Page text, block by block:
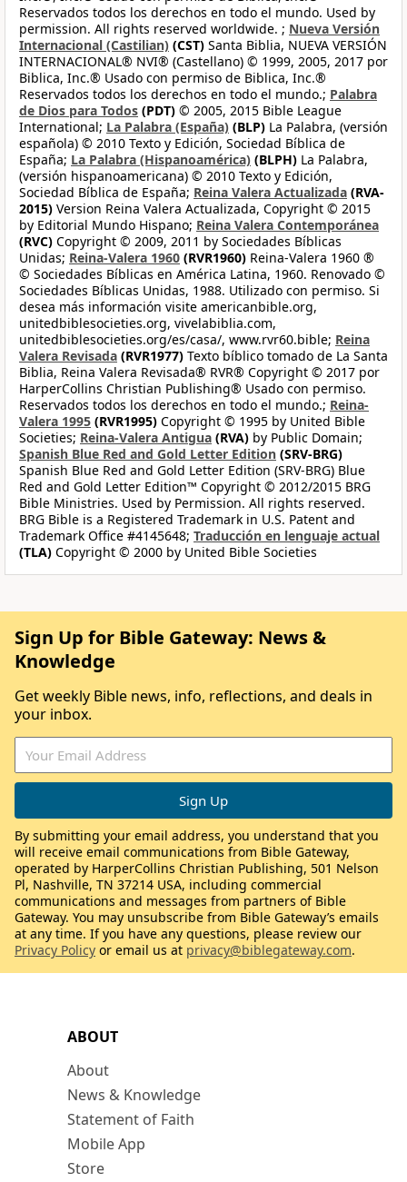
Reservados todos los derechos en todo el mundo. Used by
permission. All rights reserved worldwide. ; Nueva Versión
Internacional (Castilian) (CST) Santa Biblia, NUEVA VERSIÓN
INTERNACIONAL® NVI® (Castellano) © 1999, 2005, 2017 por
Biblica, Inc.® Usado con permiso de Biblica, Inc.®
Reservados todos los derechos en todo el mundo.; Palabra
de Dios para Todos (PDT) © 2005, 2015 Bible League
International; La Palabra (España) (BLP) La Palabra, (versión
española) © 2010 Texto y Edición, Sociedad Bíblica de
España; La Palabra (Hispanoamérica) (BLPH) La Palabra,
(versión hispanoamericana) © 2010 Texto y Edición,
Sociedad Bíblica de España; Reina Valera Actualizada (RVA-
2015) Version Reina Valera Actualizada, Copyright © 2015
by Editorial Mundo Hispano; Reina Valera Contemporánea
(RVC) Copyright © 2009, 2011 by Sociedades Bíblicas
Unidas; Reina-Valera 1960 (RVR1960) Reina-Valera 1960 ®
© Sociedades Bíblicas en América Latina, 1960. Renovado ©
Sociedades Bíblicas Unidas, 1988. Utilizado con permiso. Si
desea más información visite americanbible.org,
unitedbiblesocieties.org, vivelabiblia.com,
unitedbiblesocieties.org/es/casa/, www.rvr60.bible; Reina
Valera Revisada (RVR1977) Texto bíblico tomado de La Santa
Biblia, Reina Valera Revisada® RVR® Copyright © 2017 por
HarperCollins Christian Publishing® Usado con permiso.
Reservados todos los derechos en todo el mundo.; Reina-
Valera 1995 (RVR1995) Copyright © 1995 by United Bible
Societies; Reina-Valera Antigua (RVA) by Public Domain;
Spanish Blue Red and Gold Letter Edition (SRV-BRG)
Spanish Blue Red and Gold Letter Edition (SRV-BRG) Blue
Red and Gold Letter Edition™ Copyright © 2012/2015 BRG
Bible Ministries. Used by Permission. All rights reserved.
BRG Bible is a Registered Trademark in U.S. Patent and
Trademark Office #4145648; Traducción en lenguaje actual
(TLA) Copyright © 2000 by United Bible Societies
ABOUT
About
News & Knowledge
Statement of Faith
Mobile App
Store
Sign Up for Bible Gateway: News &
Knowledge
Get weekly Bible news, info, reflections, and deals in
your inbox.
By submitting your email address, you understand that you
will receive email communications from Bible Gateway,
operated by HarperCollins Christian Publishing, 501 Nelson
Pl, Nashville, TN 37214 USA, including commercial
communications and messages from partners of Bible
Gateway. You may unsubscribe from Bible Gateway’s emails
at any time. If you have any questions, please review our
Privacy Policy or email us at privacy@biblegateway.com.